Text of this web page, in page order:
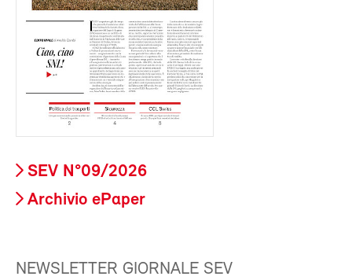
SEV N°09/2026
Archivio ePaper
NEWSLETTER GIORNALE SEV